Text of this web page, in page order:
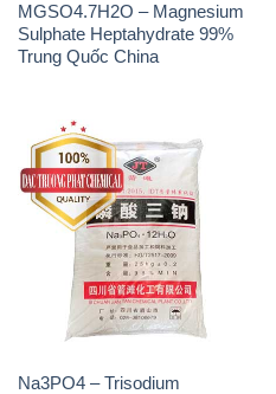
MGSO4.7H2O – Magnesium
Sulphate Heptahydrate 99%
Trung Quốc China
Na3PO4 – Trisodium